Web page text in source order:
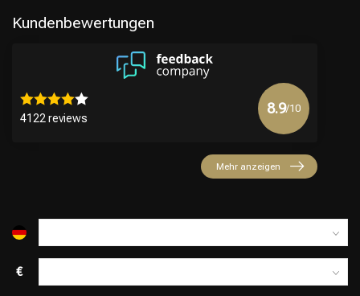
Kundenbewertungen
4122 reviews
8.9/10
Mehr anzeigen
€